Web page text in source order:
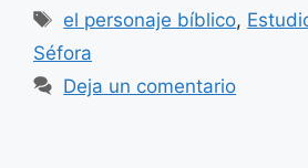
Etiquetas
el personaje bíblico,
Séfora
Deja un comentario